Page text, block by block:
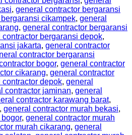
, general contractor bergaransi
cikampek, general
, general contractor bergaransi
contractor bergaransi depok,
jakarta, general contractor
contractor bergaransi
bogor, general contractor
cikarang, general contractor
contractor depok, general
contractor jaminan, general
contractor karawang barat,
, general contractor murah bekasi,
, general contractor murah
murah cikarang, general